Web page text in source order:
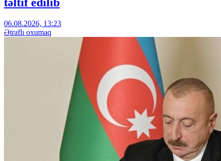
06.08.2026, 13:23
Ətraflı oxumaq